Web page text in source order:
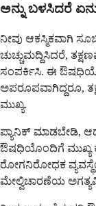
ಅನ್ನು ಬಳಸಿದರೆ
ನೀವು ಆಕಸ್ಮಿಕವಾಗಿ
ಚುಚ್ಚುಮದ್ದಿಸಿದರೆ,
ಸಂಪರ್ಕಿಸಿ. ಈ
ಅಪರೂಪವಾಗಿದ್ದರೂ,
ಮುಖ್ಯ.
ಪ್ಯಾನಿಕ್ ಮಾಡಬೇಡಿ,
ಔಷಧಿಯೊಂದಿಗೆ ಮುಖ್ಯ
ರೋಗನಿರೋಧಕ
ಮೇಲ್ವಿಚಾರಣೆಯ